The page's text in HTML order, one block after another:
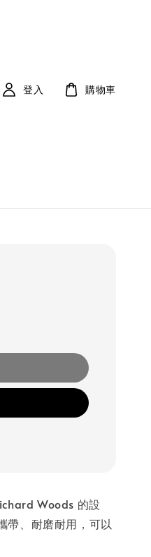
登入 購物車
Woods 的設
帶、耐磨耐用，可以